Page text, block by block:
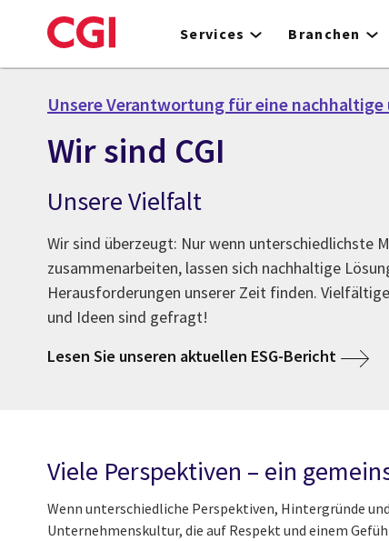
to
Services Branchen
Unsere Verantwortung für eine
Wir sind CGI
Unsere Vielfalt
Wir sind überzeugt: Nur wenn unterschiedlichste
zusammenarbeiten, lassen sich nachhaltige
Herausforderungen unserer Zeit finden.
und Ideen sind gefragt!
Lesen Sie unseren aktuellen ESG-Bericht
Viele Perspektiven – ein
Wenn unterschiedliche Perspektiven, Hintergründe
Unternehmenskultur, die auf Respekt und einem